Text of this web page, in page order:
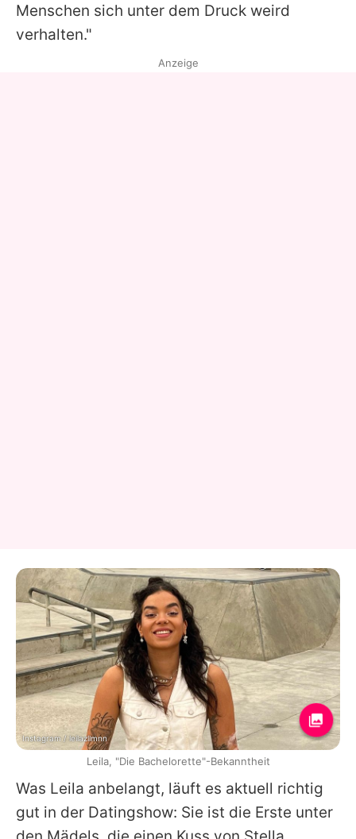
Menschen sich unter dem Druck weird
verhalten."
Was Leila anbelangt, läuft es aktuell richtig
gut in der Datingshow: Sie ist die Erste unter
Anzeige
Instagram / leilazllmnn
Leila, "Die Bachelorette"-Bekanntheit